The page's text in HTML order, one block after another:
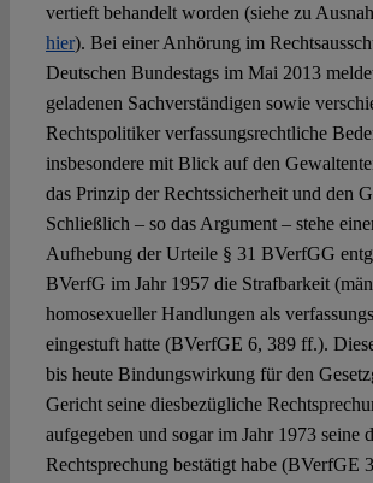
vertieft behandelt worden (siehe zu
hier). Bei einer Anhörung im
Deutschen Bundestags im Mai 2013
geladenen Sachverständigen sowie
Rechtspolitiker verfassungsrechtliche
insbesondere mit Blick auf den
das Prinzip der Rechtssicherheit und den
Schließlich – so das Argument – stehe
Aufhebung der Urteile § 31 BVerfGG
BVerfG im Jahr 1957 die Strafbarkeit
homosexueller Handlungen als
eingestuft hatte (BVerfGE 6, 389 ff.).
bis heute Bindungswirkung für den
Gericht seine diesbezügliche
aufgegeben und sogar im Jahr 1973 seine
Rechtsprechung bestätigt habe (BVerfGE